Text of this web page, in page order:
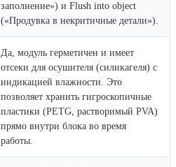
заполнение») и Flush into object
(«Продувка в некритичные детали»).
Да, модуль герметичен и имеет
отсеки для осушителя (силикагеля) с
индикацией влажности. Это
позволяет хранить гигроскопичные
пластики (PETG, растворимый PVA)
прямо внутри блока во время
работы.